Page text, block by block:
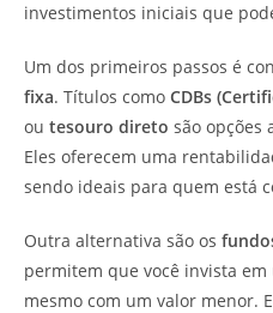
investimentos iniciais que
Um dos primeiros passos é
fixa. Títulos como CDBs
ou tesouro direto são opções
Eles oferecem uma
sendo ideais para quem está
Outra alternativa são os
permitem que você invista
mesmo com um valor menor.